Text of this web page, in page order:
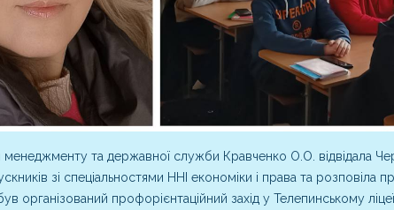
та державної служби Кравченко О.О. відвідала
зі спеціальностями ННІ економіки і права та розповіла
організований профорієнтаційний захід у Телепинському ліцеї